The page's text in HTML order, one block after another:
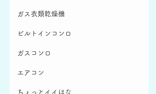
ガス衣類乾燥機
ビルトインコンロ
ガスコンロ
エアコン
ちょっとイイはな